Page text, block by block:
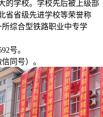
的学校。学校先后被上级部
省省级先进学校等荣誉称
综合型铁路职业中专学
号。
同号）。